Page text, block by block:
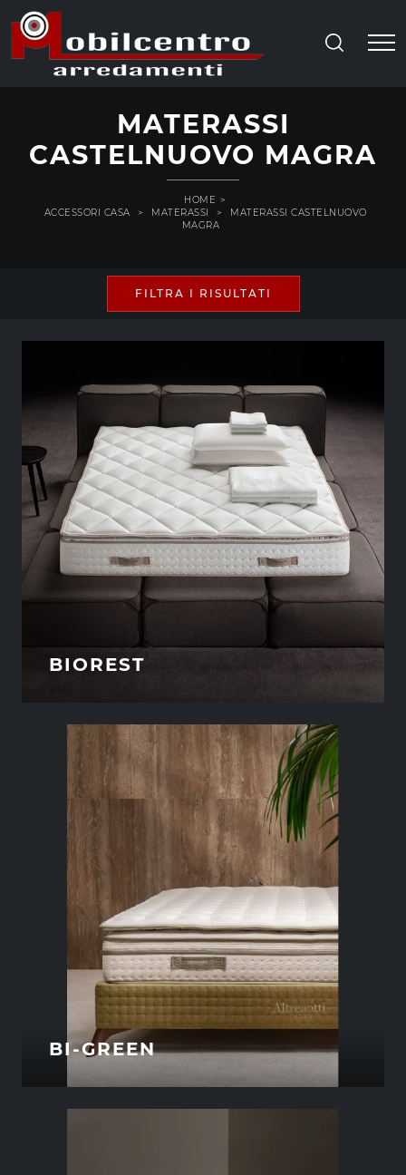
MATERASSI
CASTELNUOVO MAGRA
HOME >
ACCESSORI CASA
> MATERASSI >
MATERASSI CASTELNUOVO
MAGRA
FILTRA I RISULTATI
BIOREST
BI-GREEN